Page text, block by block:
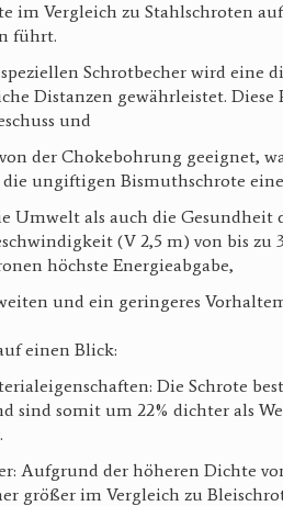
im Vergleich zu Stahlschroten
führt.
Schrotbecher wird eine
Distanzen gewährleistet.
und
der Chokebohrung geeignet,
ungiftigen Bismuthschrote eine
Umwelt als auch die Gesundheit
(V 2,5 m) von bis
höchste Energieabgabe,
und ein geringeres
einen Blick:
Die Schrote
sind somit um 22% dichter als
Aufgrund der höheren Dichte
größer im Vergleich zu